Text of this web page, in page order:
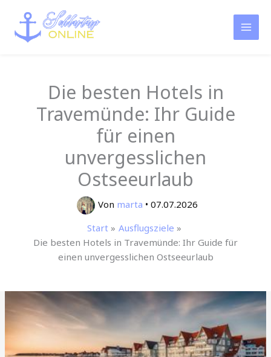
Inhalt
springen
Die besten Hotels in
Travemünde: Ihr Guide
für einen
unvergesslichen
Ostseeurlaub
Von marta • 07.07.2026
Start
Ausflugsziele
Die besten Hotels in Travemünde: Ihr Guide für
einen unvergesslichen Ostseeurlaub